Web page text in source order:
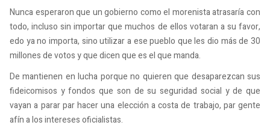
Nunca esperaron que un gobierno como el morenista atrasaría con
todo, incluso sin importar que muchos de ellos votaran a su favor,
edo ya no importa, sino utilizar a ese pueblo que les dio más de 30
millones de votos y que dicen que es el que manda.
De mantienen en lucha porque no quieren que desaparezcan sus
fideicomisos y fondos que son de su seguridad social y de que
vayan a parar par hacer una elección a costa de trabajo, par gente
afín a los intereses oficialistas.